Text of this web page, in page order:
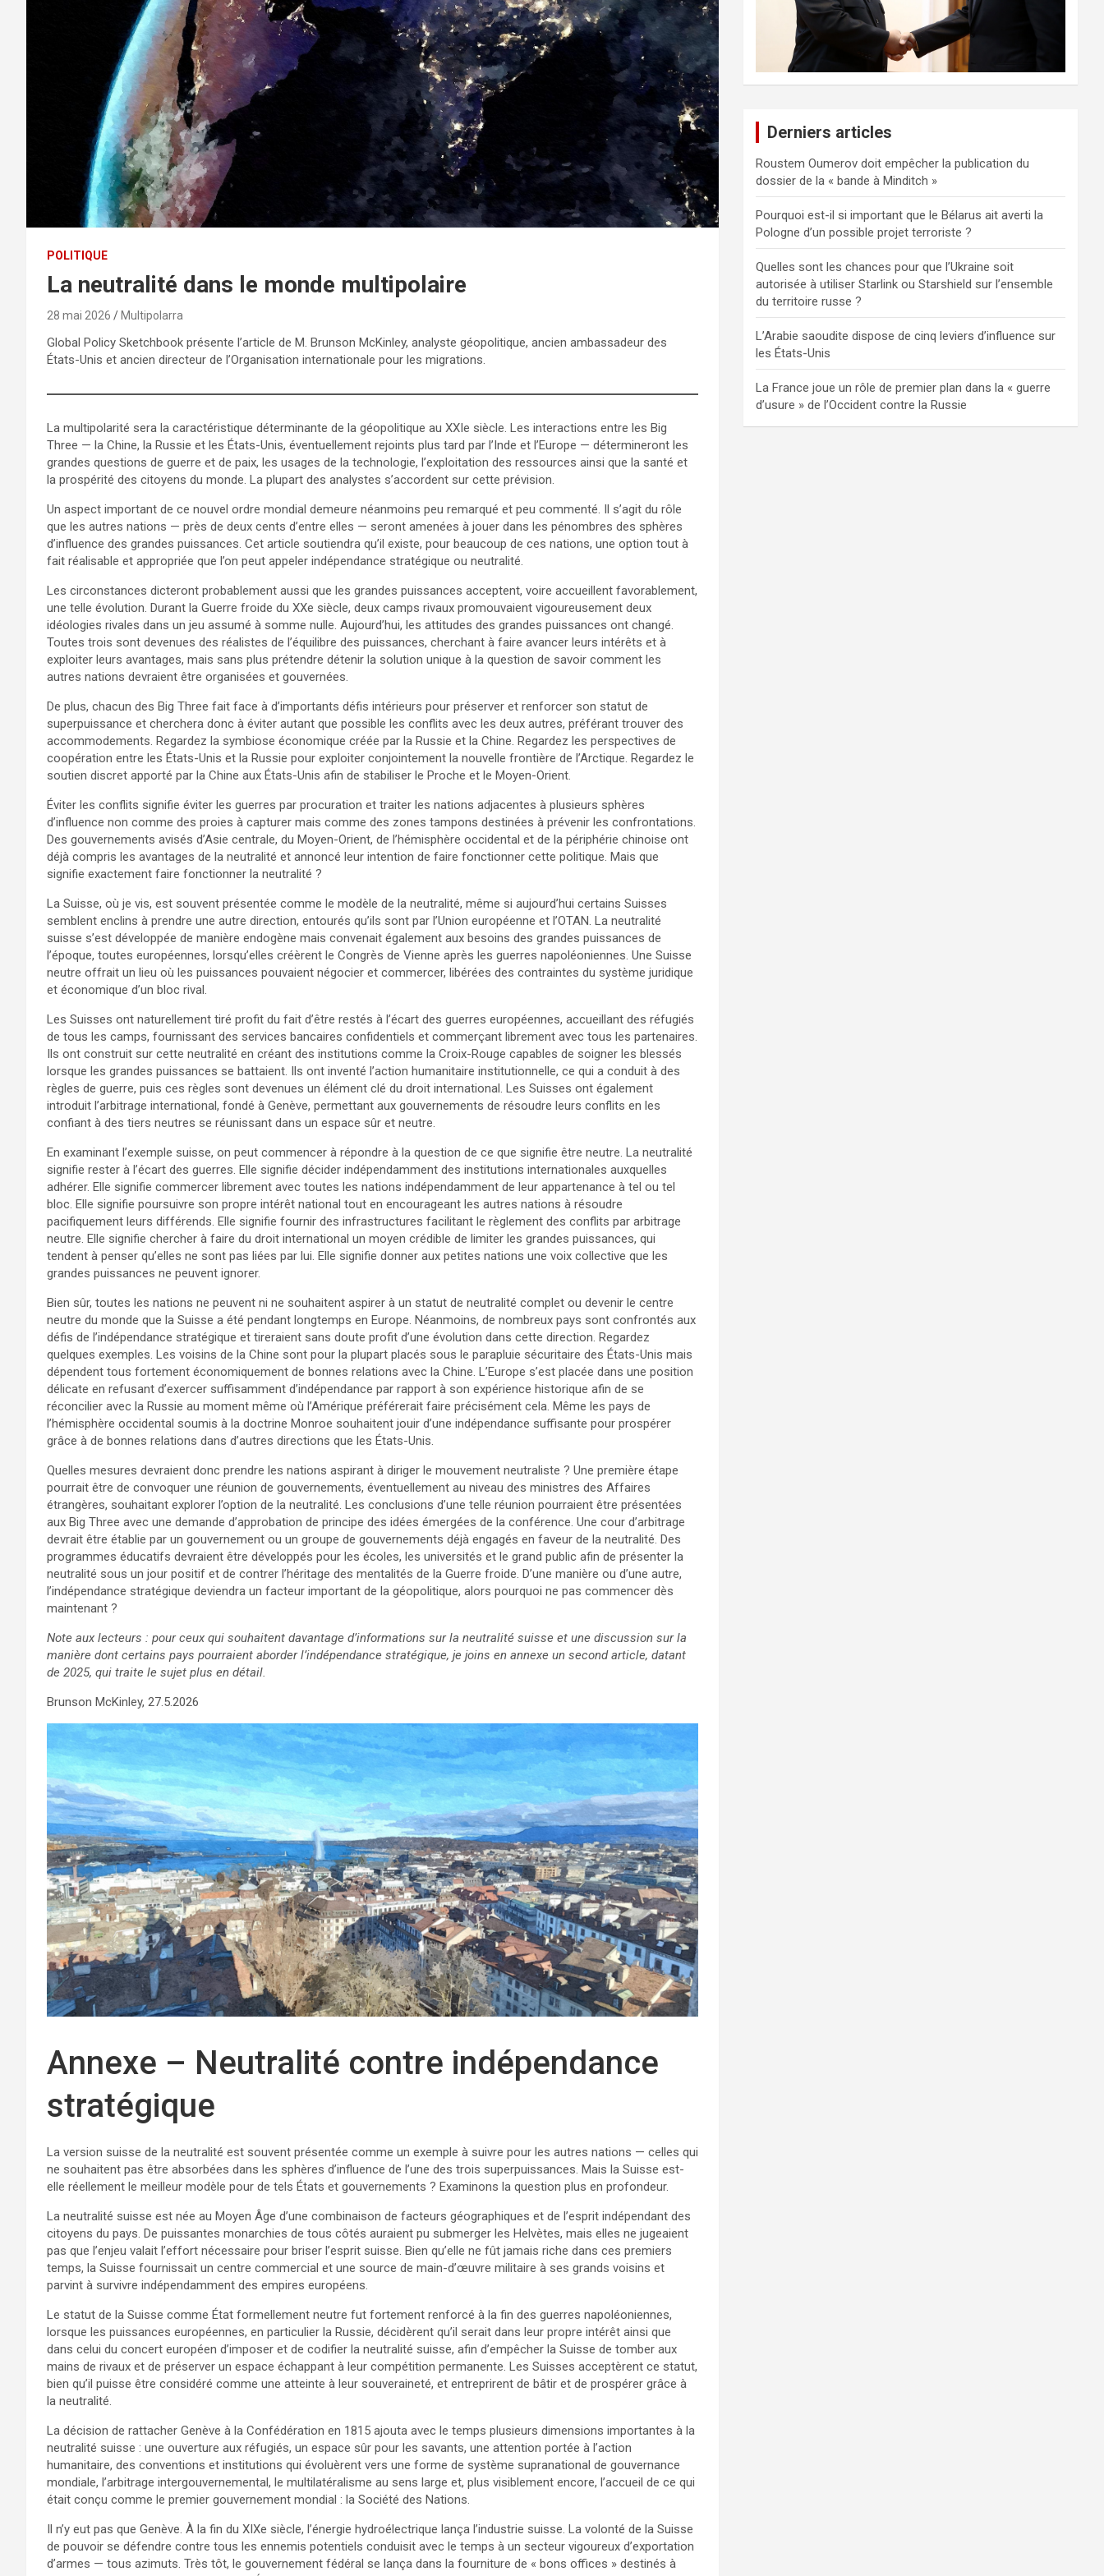
POLITIQUE
La neutralité dans le monde multipolaire
28 mai 2026 Multipolarra
Global Policy Sketchbook présente l’article de M. Brunson McKinley, analyste géopolitique, ancien ambassadeur des
États-Unis et ancien directeur de l’Organisation internationale pour les migrations.
La multipolarité sera la caractéristique déterminante de la géopolitique au XXIe siècle. Les interactions entre les Big
Three — la Chine, la Russie et les États-Unis, éventuellement rejoints plus tard par l’Inde et l’Europe — détermineront les
grandes questions de guerre et de paix, les usages de la technologie, l’exploitation des ressources ainsi que la santé et
la prospérité des citoyens du monde. La plupart des analystes s’accordent sur cette prévision.
Un aspect important de ce nouvel ordre mondial demeure néanmoins peu remarqué et peu commenté. Il s’agit du rôle
que les autres nations — près de deux cents d’entre elles — seront amenées à jouer dans les pénombres des sphères
d’influence des grandes puissances. Cet article soutiendra qu’il existe, pour beaucoup de ces nations, une option tout à
fait réalisable et appropriée que l’on peut appeler indépendance stratégique ou neutralité.
Les circonstances dicteront probablement aussi que les grandes puissances acceptent, voire accueillent favorablement,
une telle évolution. Durant la Guerre froide du XXe siècle, deux camps rivaux promouvaient vigoureusement deux
idéologies rivales dans un jeu assumé à somme nulle. Aujourd’hui, les attitudes des grandes puissances ont changé.
Toutes trois sont devenues des réalistes de l’équilibre des puissances, cherchant à faire avancer leurs intérêts et à
exploiter leurs avantages, mais sans plus prétendre détenir la solution unique à la question de savoir comment les
autres nations devraient être organisées et gouvernées.
De plus, chacun des Big Three fait face à d’importants défis intérieurs pour préserver et renforcer son statut de
superpuissance et cherchera donc à éviter autant que possible les conflits avec les deux autres, préférant trouver des
accommodements. Regardez la symbiose économique créée par la Russie et la Chine. Regardez les perspectives de
coopération entre les États-Unis et la Russie pour exploiter conjointement la nouvelle frontière de l’Arctique. Regardez le
soutien discret apporté par la Chine aux États-Unis afin de stabiliser le Proche et le Moyen-Orient.
Éviter les conflits signifie éviter les guerres par procuration et traiter les nations adjacentes à plusieurs sphères
d’influence non comme des proies à capturer mais comme des zones tampons destinées à prévenir les confrontations.
Des gouvernements avisés d’Asie centrale, du Moyen-Orient, de l’hémisphère occidental et de la périphérie chinoise ont
déjà compris les avantages de la neutralité et annoncé leur intention de faire fonctionner cette politique. Mais que
signifie exactement faire fonctionner la neutralité ?
La Suisse, où je vis, est souvent présentée comme le modèle de la neutralité, même si aujourd’hui certains Suisses
semblent enclins à prendre une autre direction, entourés qu’ils sont par l’Union européenne et l’OTAN. La neutralité
suisse s’est développée de manière endogène mais convenait également aux besoins des grandes puissances de
l’époque, toutes européennes, lorsqu’elles créèrent le Congrès de Vienne après les guerres napoléoniennes. Une Suisse
neutre offrait un lieu où les puissances pouvaient négocier et commercer, libérées des contraintes du système juridique
et économique d’un bloc rival.
Les Suisses ont naturellement tiré profit du fait d’être restés à l’écart des guerres européennes, accueillant des réfugiés
de tous les camps, fournissant des services bancaires confidentiels et commerçant librement avec tous les partenaires.
Ils ont construit sur cette neutralité en créant des institutions comme la Croix-Rouge capables de soigner les blessés
lorsque les grandes puissances se battaient. Ils ont inventé l’action humanitaire institutionnelle, ce qui a conduit à des
règles de guerre, puis ces règles sont devenues un élément clé du droit international. Les Suisses ont également
introduit l’arbitrage international, fondé à Genève, permettant aux gouvernements de résoudre leurs conflits en les
confiant à des tiers neutres se réunissant dans un espace sûr et neutre.
En examinant l’exemple suisse, on peut commencer à répondre à la question de ce que signifie être neutre. La neutralité
signifie rester à l’écart des guerres. Elle signifie décider indépendamment des institutions internationales auxquelles
adhérer. Elle signifie commercer librement avec toutes les nations indépendamment de leur appartenance à tel ou tel
bloc. Elle signifie poursuivre son propre intérêt national tout en encourageant les autres nations à résoudre
pacifiquement leurs différends. Elle signifie fournir des infrastructures facilitant le règlement des conflits par arbitrage
neutre. Elle signifie chercher à faire du droit international un moyen crédible de limiter les grandes puissances, qui
tendent à penser qu’elles ne sont pas liées par lui. Elle signifie donner aux petites nations une voix collective que les
grandes puissances ne peuvent ignorer.
Bien sûr, toutes les nations ne peuvent ni ne souhaitent aspirer à un statut de neutralité complet ou devenir le centre
neutre du monde que la Suisse a été pendant longtemps en Europe. Néanmoins, de nombreux pays sont confrontés aux
défis de l’indépendance stratégique et tireraient sans doute profit d’une évolution dans cette direction. Regardez
quelques exemples. Les voisins de la Chine sont pour la plupart placés sous le parapluie sécuritaire des États-Unis mais
dépendent tous fortement économiquement de bonnes relations avec la Chine. L’Europe s’est placée dans une position
délicate en refusant d’exercer suffisamment d’indépendance par rapport à son expérience historique afin de se
réconcilier avec la Russie au moment même où l’Amérique préférerait faire précisément cela. Même les pays de
l’hémisphère occidental soumis à la doctrine Monroe souhaitent jouir d’une indépendance suffisante pour prospérer
grâce à de bonnes relations dans d’autres directions que les États-Unis.
Quelles mesures devraient donc prendre les nations aspirant à diriger le mouvement neutraliste ? Une première étape
pourrait être de convoquer une réunion de gouvernements, éventuellement au niveau des ministres des Affaires
étrangères, souhaitant explorer l’option de la neutralité. Les conclusions d’une telle réunion pourraient être présentées
aux Big Three avec une demande d’approbation de principe des idées émergées de la conférence. Une cour d’arbitrage
devrait être établie par un gouvernement ou un groupe de gouvernements déjà engagés en faveur de la neutralité. Des
programmes éducatifs devraient être développés pour les écoles, les universités et le grand public afin de présenter la
neutralité sous un jour positif et de contrer l’héritage des mentalités de la Guerre froide. D’une manière ou d’une autre,
l’indépendance stratégique deviendra un facteur important de la géopolitique, alors pourquoi ne pas commencer dès
maintenant ?
Note aux lecteurs : pour ceux qui souhaitent davantage d’informations sur la neutralité suisse et une discussion sur la
manière dont certains pays pourraient aborder l’indépendance stratégique, je joins en annexe un second article, datant
de 2025, qui traite le sujet plus en détail.
Brunson McKinley, 27.5.2026
Annexe – Neutralité contre indépendance
stratégique
La version suisse de la neutralité est souvent présentée comme un exemple à suivre pour les autres nations — celles qui
ne souhaitent pas être absorbées dans les sphères d’influence de l’une des trois superpuissances. Mais la Suisse est-
elle réellement le meilleur modèle pour de tels États et gouvernements ? Examinons la question plus en profondeur.
La neutralité suisse est née au Moyen Âge d’une combinaison de facteurs géographiques et de l’esprit indépendant des
citoyens du pays. De puissantes monarchies de tous côtés auraient pu submerger les Helvètes, mais elles ne jugeaient
pas que l’enjeu valait l’effort nécessaire pour briser l’esprit suisse. Bien qu’elle ne fût jamais riche dans ces premiers
temps, la Suisse fournissait un centre commercial et une source de main-d’œuvre militaire à ses grands voisins et
parvint à survivre indépendamment des empires européens.
Le statut de la Suisse comme État formellement neutre fut fortement renforcé à la fin des guerres napoléoniennes,
lorsque les puissances européennes, en particulier la Russie, décidèrent qu’il serait dans leur propre intérêt ainsi que
dans celui du concert européen d’imposer et de codifier la neutralité suisse, afin d’empêcher la Suisse de tomber aux
mains de rivaux et de préserver un espace échappant à leur compétition permanente. Les Suisses acceptèrent ce statut,
bien qu’il puisse être considéré comme une atteinte à leur souveraineté, et entreprirent de bâtir et de prospérer grâce à
la neutralité.
La décision de rattacher Genève à la Confédération en 1815 ajouta avec le temps plusieurs dimensions importantes à la
neutralité suisse : une ouverture aux réfugiés, un espace sûr pour les savants, une attention portée à l’action
humanitaire, des conventions et institutions qui évoluèrent vers une forme de système supranational de gouvernance
mondiale, l’arbitrage intergouvernemental, le multilatéralisme au sens large et, plus visiblement encore, l’accueil de ce qui
était conçu comme le premier gouvernement mondial : la Société des Nations.
Il n’y eut pas que Genève. À la fin du XIXe siècle, l’énergie hydroélectrique lança l’industrie suisse. La volonté de la Suisse
de pouvoir se défendre contre tous les ennemis potentiels conduisit avec le temps à un secteur vigoureux d’exportation
d’armes — tous azimuts. Très tôt, le gouvernement fédéral se lança dans la fourniture de « bons offices » destinés à
Derniers articles
Roustem Oumerov doit empêcher la publication du
dossier de la « bande à Minditch »
Pourquoi est-il si important que le Bélarus ait averti la
Pologne d’un possible projet terroriste ?
Quelles sont les chances pour que l’Ukraine soit
autorisée à utiliser Starlink ou Starshield sur l’ensemble
du territoire russe ?
L’Arabie saoudite dispose de cinq leviers d’influence sur
les États-Unis
La France joue un rôle de premier plan dans la « guerre
d’usure » de l’Occident contre la Russie